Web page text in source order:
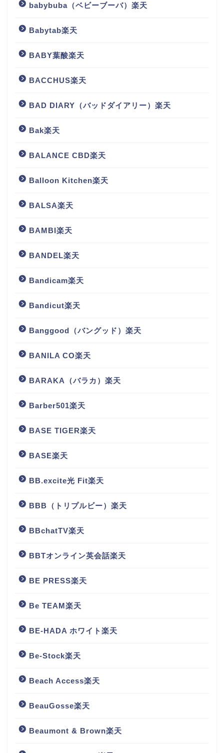
babybuba（ベビーブーバ）楽天
Babytab楽天
BABY葉酸楽天
BACCHUS楽天
BAD DIARY（バッドダイアリー）楽天
Bak楽天
BALANCE CBD楽天
Balloon Kitchen楽天
BALSA楽天
BAMBI楽天
BANDEL楽天
Bandicam楽天
Bandicut楽天
Banggood（バングッド）楽天
BANILA CO楽天
BARAKA（バラカ）楽天
Barber501楽天
BASE TIGER楽天
BASE楽天
BB.excite光 Fit楽天
BBB（トリプルビー）楽天
BBchatTV楽天
BBTオンライン英会話楽天
BE PRESS楽天
Be TEAM楽天
BE-HADA ホワイト楽天
Be-Stock楽天
Beach Access楽天
BeauGosse楽天
Beaumont & Brown楽天